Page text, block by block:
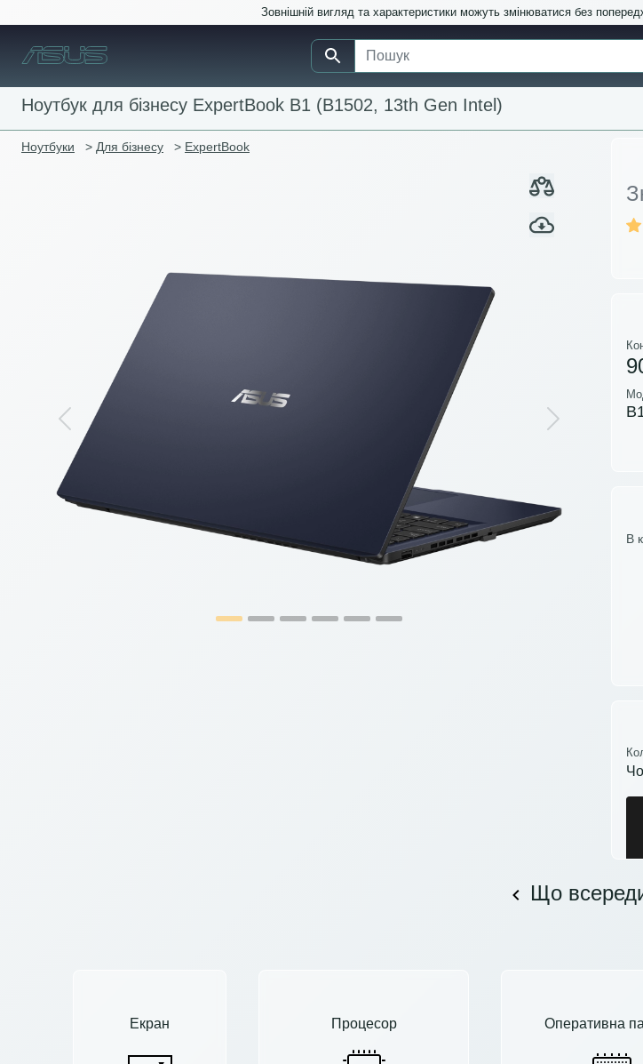
Зовнішній вигляд та характеристики можуть змінюватися без
Ноутбук для бізнесу ExpertBook B1 (B1502, 13th Gen Intel)
Ноутбуки > Для бізнесу > ExpertBook
Previous Next
В
Що
Екран Процесор Оперативна